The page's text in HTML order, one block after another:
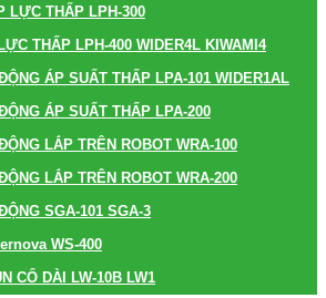
LỰC THẤP LPH-300
THẤP LPH-400 WIDER4L KIWAMI4
ÁP SUẤT THẤP LPA-101 WIDER1AL
ÁP SUẤT THẤP LPA-200
LẮP TRÊN ROBOT WRA-100
LẮP TRÊN ROBOT WRA-200
SGA-101 SGA-3
WS-400
CỔ DÀI LW-10B LW1